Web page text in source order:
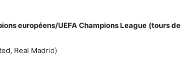
européens/UEFA Champions League (tours de
Real Madrid)